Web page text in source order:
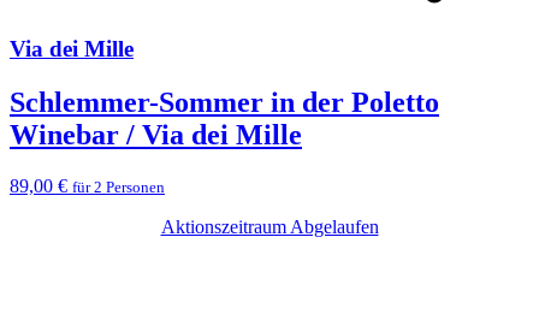
Via dei Mille
Schlemmer-Sommer in der Poletto
Winebar / Via dei Mille
89,00 € für 2 Personen
Aktionszeitraum Abgelaufen